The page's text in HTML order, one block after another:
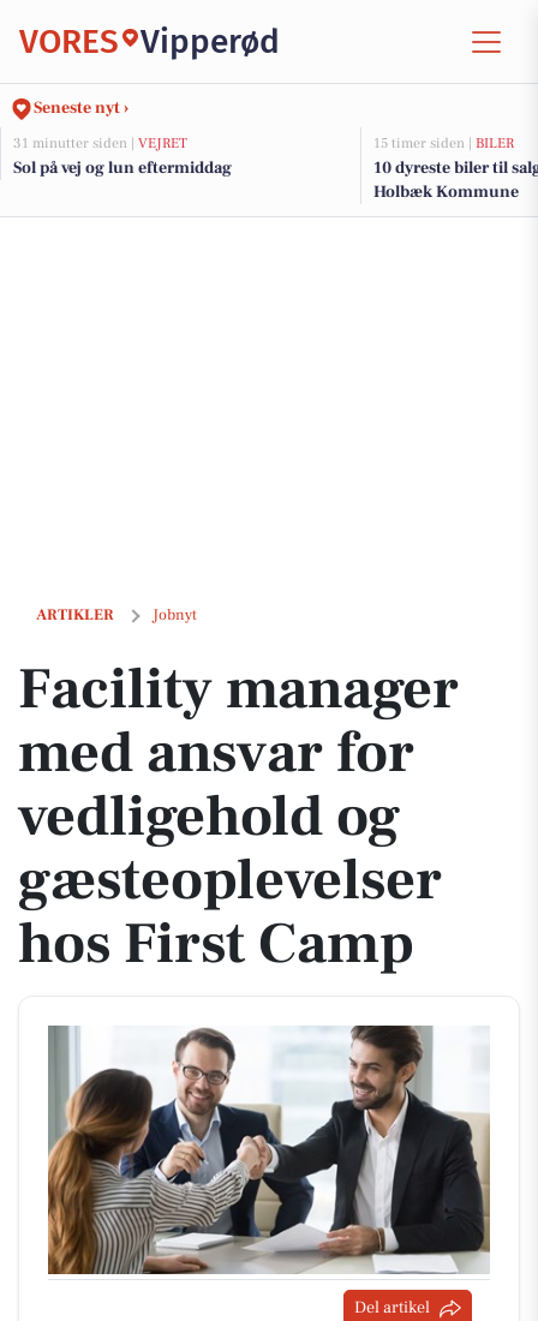
VORES Vipperød
Seneste nyt ›
31 minutter siden | VEJRET
Sol på vej og lun eftermiddag
15 timer siden | BILER
10 dyreste biler til
Holbæk Kommune
ARTIKLER Jobnyt
Facility manager med ansvar for vedligehold og gæsteoplevelser hos
Facility manager
med ansvar for
vedligehold og
gæsteoplevelser
hos First Camp
Del artikel